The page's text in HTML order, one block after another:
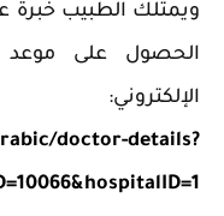
ويمتلك الطبيب خبرة
الحصول على موعد
doctor-details?